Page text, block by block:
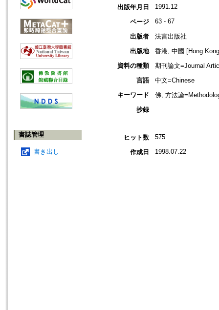
書誌管理
書き出し
出版年月日
1991.12
ページ 63 - 67
出版者
法言出版社
出版地
香港, 中國 [Hong
資料の種類
期刊論文=Journal
言語
中文=Chinese
キーワード
佛; 方法論
抄録
ヒット数 575
作成日 1998.07.22